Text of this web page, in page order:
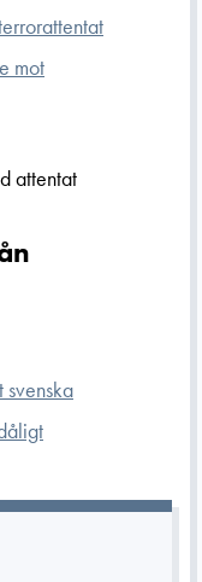
mot
attentat
svenska